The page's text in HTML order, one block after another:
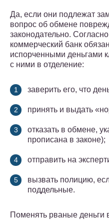
Да, если они подлежат
вопрос об обмене
законодательно.
коммерческий банк
испорченными деньгами
с ними в отделение:
заверить его, что
принять и выдать
отказать в обмене,
прописана в законе);
отправить на
вызвать полицию,
поддельные.
Поменять рваные деньги